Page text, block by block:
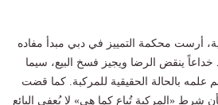
أرست محكمة التمييز في دبي مبدأ مفاده
خداعاً ينقض الرضا ويجيز فسخ البيع، سيما
علمه بالحالة الحقيقية للمركبة. كما قضت
شرط «المركبة تُباع كما هي» لا يُعفي البائع